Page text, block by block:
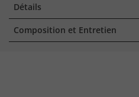
Détails
Composition et Entretien